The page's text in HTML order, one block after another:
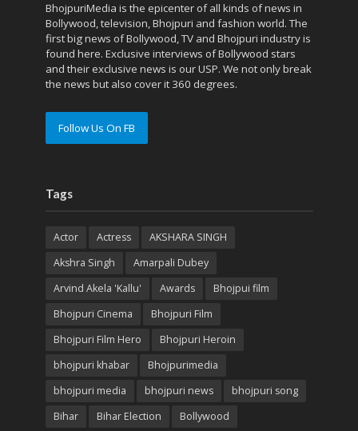
BhojpuriMedia is the epicenter of all kinds of news in
Bollywood, television, Bhojpuri and fashion world. The
first big news of Bollywood, TV and Bhojpuri industry is
found here. Exclusive interviews of Bollywood stars
and their exclusive news is our USP. We not only break
the news but also cover it 360 degrees.
Follow Us On FB
Tags
Actor Actress
AKSHARA SINGH
Akshra Singh
Amarpali Dubey
Arvind Akela 'Kallu'
Awards
Bhojpui film
Bhojpuri Cinema
Bhojpuri Film
Bhojpuri Film Hero
Bhojpuri Heroin
bhojpuri khabar
Bhojpurimedia
bhojpuri media
bhojpuri news
bhojpuri song
Bihar
Bihar Election
Bollywood